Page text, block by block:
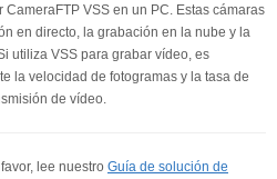
VSS en un PC. Estas cámaras
en directo, la grabación en la nube y la
utiliza VSS para grabar vídeo, es
la velocidad de fotogramas y la tasa de
de vídeo.
lee nuestro Guía de solución de